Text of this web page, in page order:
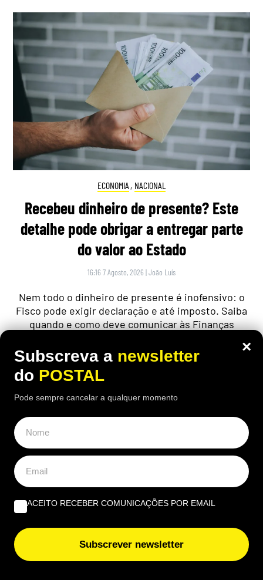
ECONOMIA , NACIONAL
Recebeu dinheiro de presente? Este
detalhe pode obrigar a entregar parte
do valor ao Estado
16:16 7 Agosto, 2026 |João Luís
Nem todo o dinheiro de presente é inofensivo: o
Fisco pode exigir declaração e até imposto. Saiba
quando e como deve comunicar às Finanças
Trabalhadores do Algarve voltam às ruas por melhores
salários e condições laborais
Quem tem menos de 15 anos de descontos pode pedir
esta pensão em Portugal se cumprir estes requisitos
Pablu e Davilla animam Dia Internacional da Juventude
em Tavira
Adeus IUC e IPO em Portugal: carros matriculados antes
×
Subscreva a newsletter
do POSTAL
Pode sempre cancelar a qualquer momento
ACEITO RECEBER COMUNICAÇÕES POR EMAIL
Subscrever newsletter